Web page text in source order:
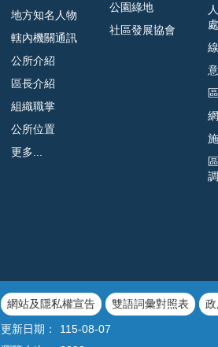
地方知名人物
轄內機關通訊
公所介紹
區長介紹
組織職掌
公所位置
更多...
公園綠地
社區發展協會
網站及隱私權宣告 雙語詞彙對照表
更新日期：
115-08-07